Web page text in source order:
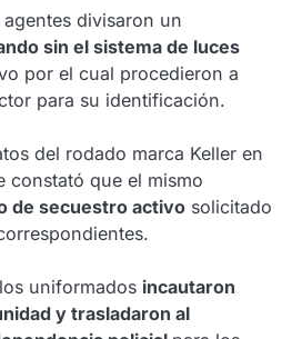
divisaron un
sin el sistema de luces
por el cual procedieron a
para su identificación.
del rodado marca Keller en
constató que el mismo
de secuestro activo solicitado
uniformados incautaron
y trasladaron al